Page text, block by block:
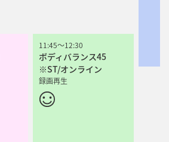
11:45～12:30
ボディバランス45
※ST/オンライン
録画再生
11:45～12:30
ボディバランス45
※ST/オンライン
録画再生